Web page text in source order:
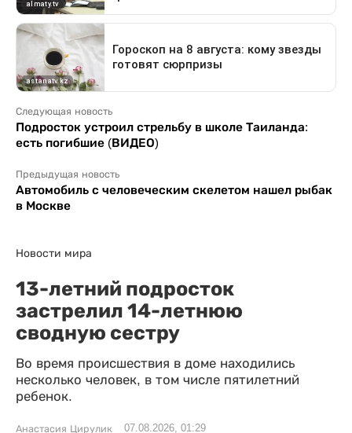
Следующая новость
Подросток устроил стрельбу в школе Таиланда:
есть погибшие (ВИДЕО)
Предыдущая новость
Автомобиль с человеческим скелетом нашел рыбак
в Москве
Новости мира
13-летний подросток
застрелил 14-летнюю
сводную сестру
Во время происшествия в доме находились
несколько человек, в том числе пятилетний
ребенок.
Анастасия Цирулик 07.08.2026, 01:29